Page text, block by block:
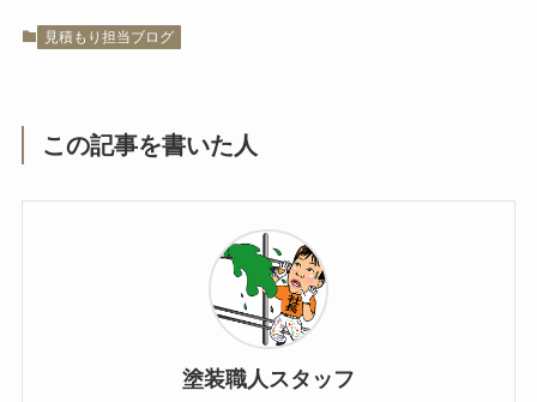
見積もり担当ブログ
この記事を書いた人
塗装職人スタッフ